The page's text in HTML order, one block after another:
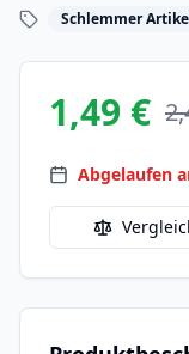
Schlemmer
1,49 €
Abgelaufen